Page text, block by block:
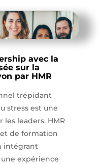
avec la
sur la
par HMR
trépidant
stress est une
leaders. HMR
de formation
intégrant
expérience